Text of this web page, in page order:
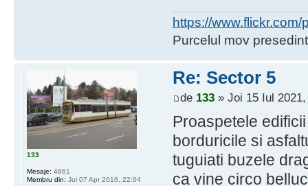
https://
Purcelul mov
Re: Sector 5
de 133» Joi 15 Iul 2021,
Proaspetele
borduricile si
tuguiati buzele
ca vine circo
133
Mesaje: 4861
Membru din: Joi 07 Apr 2016, 22:04